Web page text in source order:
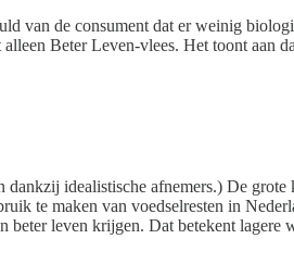
van de consument dat er weinig
Beter Leven-vlees. Het toont aan
idealistische afnemers.) De
te maken van voedselresten in
leven krijgen. Dat betekent